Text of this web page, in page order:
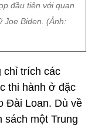
đầu tiên với quan
Joe Biden. (Ảnh:
chỉ trích các
thi hành ở đặc
Đài Loan. Dù về
sách một Trung